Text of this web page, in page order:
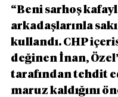
“Beni sarhoş
arkadaşlarınla
kullandı. CHP
değinen İnan,
tarafından tehdit
maruz kaldığını